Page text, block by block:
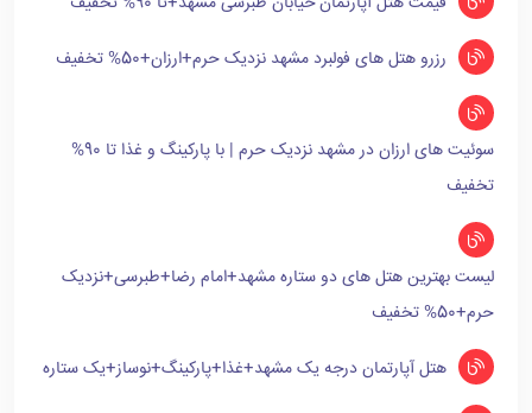
رزرو هتل های فولبرد مشهد نزدیک حرم+ارزان+50% تخفیف
سوئیت های ارزان در مشهد نزدیک حرم | با پارکینگ و غذا تا 90%
تخفیف
لیست بهترین هتل های دو ستاره مشهد+امام رضا+طبرسی+نزدیک
حرم+50% تخفیف
هتل آپارتمان درجه یک مشهد+غذا+پارکینگ+نوساز+یک ستاره